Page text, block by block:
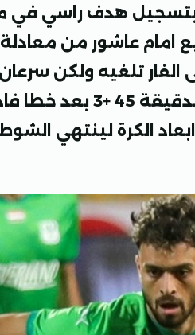
هدف راسي في
امام عاشور من
الفار تلغيه ولكن
طاهر الهدف الثاني
الكرة لينتهي